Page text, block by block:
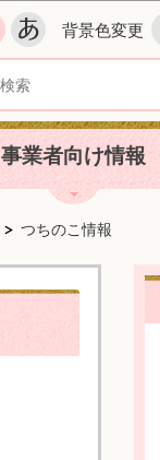
背景色変更
事業者向け情報
つちのこ情報